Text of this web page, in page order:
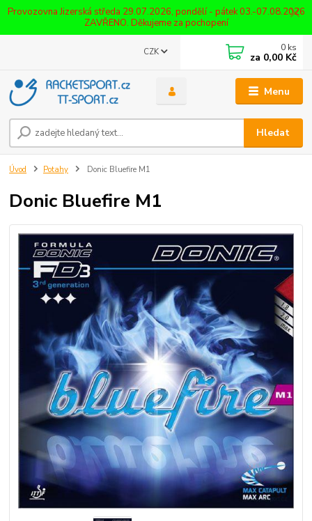
Provozovna Jizerská středa 29.07.2026, pondělí - pátek 03.-07.08.2026
ZAVŘENO. Děkujeme za pochopení
Menu
CZK
Hledat
0 ks
za 0,00 Kč
Úvod Potahy Donic Bluefire M1
Donic Bluefire M1